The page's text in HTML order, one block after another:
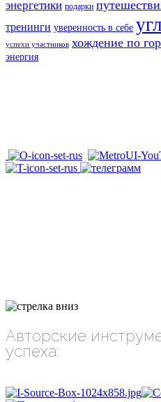
энергетики подарки
тренинги уверенность в себе
успехи участников хождение по
энергия
Авторские
успеха: